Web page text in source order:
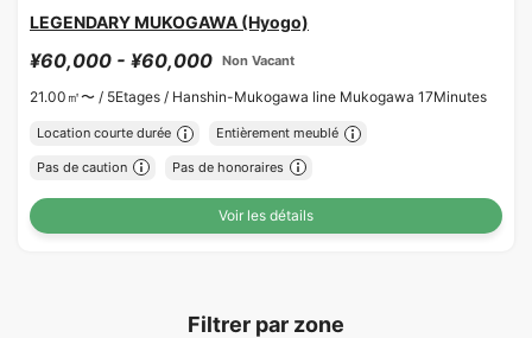
LEGENDARY MUKOGAWA (Hyogo)
¥60,000 - ¥60,000 Non Vacant
21.00㎡〜 / 5Etages / Hanshin-Mukogawa line Mukogawa 17Minutes
Location courte durée Entièrement meublé
Pas de caution Pas de honoraires
Voir les détails
Filtrer par zone